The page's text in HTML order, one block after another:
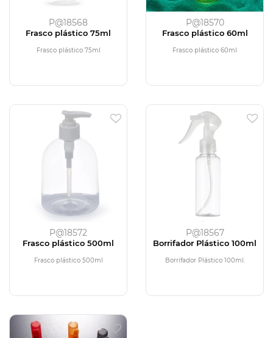
P@18568
Frasco plástico 75ml
Frasco plástico 75ml
P@18570
Frasco plástico 60ml
Frasco plástico 60ml
P@18572
Frasco plástico 500ml
Frasco plástico 500ml
P@18567
Borrifador Plástico 100ml
Borrifador Plástico 100ml.